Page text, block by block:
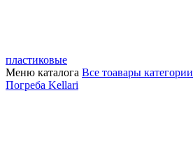
пластиковые
Меню каталога Все тоавары категории
Погреба Kellari